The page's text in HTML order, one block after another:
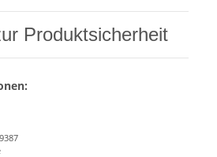
Produktsicherheit